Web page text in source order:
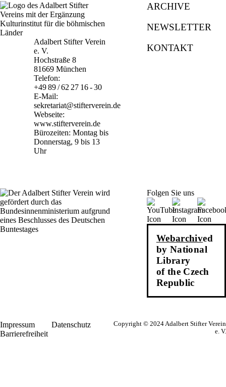
Adalbert Stifter Verein
e. V.
Hochstraße 8
81669 München
Telefon:
+49 89 / 62 27 16 - 30
E-Mail:
sekretariat@stifterverein.de
Webseite:
www.stifterverein.de
Bürozeiten: Montag bis
Donnerstag, 9 bis 13
Uhr
ARCHIVE
NEWSLETTER
KONTAKT
Folgen Sie uns
Webarchived
by National
Library
of the Czech
Republic
Impressum
Datenschutz
Barrierefreiheit
Copyright © 2024 Adalbert Stifter Verein
e. V.